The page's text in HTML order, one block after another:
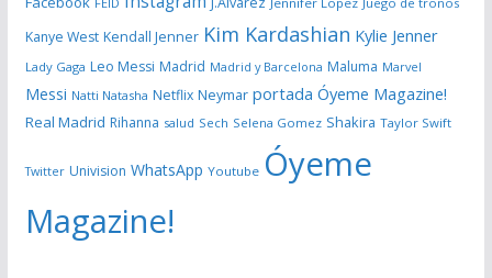
Kanye West Kendall Jenner Kim Kardashian Kylie Jenner
Lady Gaga Leo Messi Madrid Madrid y Barcelona Maluma Marvel
Messi Natti Natasha Netflix Neymar portada Óyeme Magazine!
Real Madrid Rihanna salud Sech Selena Gomez Shakira Taylor Swift
Twitter Univision WhatsApp Youtube Óyeme
Magazine!